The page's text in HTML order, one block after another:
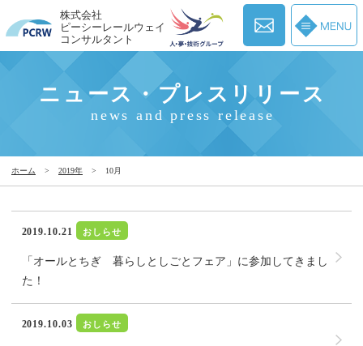
株式会社
ピーシーレールウェイ
コンサルタント
ニュース・プレスリリース
news and press release
ホーム > 2019年 > 10月
2019.10.21 おしらせ
「オールとちぎ 暮らしとしごとフェア」に参加してきまし
た！
2019.10.03 おしらせ